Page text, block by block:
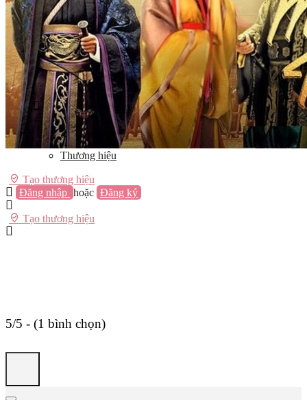
Vũng Tàu
Nha Trang
Đà Lạt
Cần Thơ
Quy Nhơn
Thừa Thiên Huế
Khác…
Blog
Sách / Truyện
Lifestyle
Giải trí
Thương hiệu
Tạo thương hiệu
Đăng nhập hoặc Đăng ký
Tạo thương hiệu
5/5 - (1 bình chọn)